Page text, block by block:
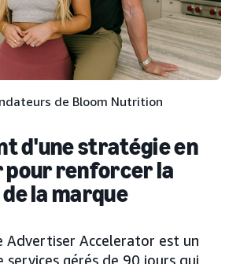
de Bloom Nutrition
d'une stratégie en
renforcer la
la marque
Advertiser Accelerator est un
services gérés de 90 jours qui